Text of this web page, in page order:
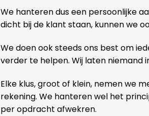
We hanteren dus een persoonlijke
dicht bij de klant staan, kunnen we
We doen ook steeds ons best om
verder te helpen. Wij laten niemand
Elke klus, groot of klein, nemen we
rekening. We hanteren wel het
per opdracht afwekren.